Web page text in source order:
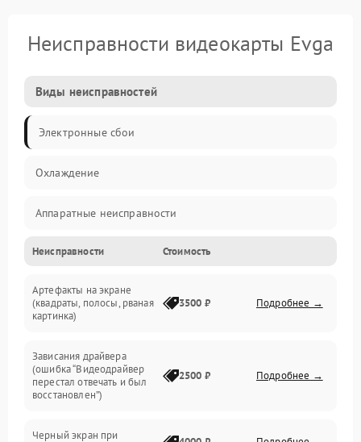
Неисправности видеокарты Evga
Виды неисправностей
Электронные сбои
Охлаждение
Аппаратные неисправности
Перегрев и термопроблемы
Видео
Интерфейсные и коммуникационные проблемы
Неисправности Стоимость
Артефакты на экране
(квадраты, полосы, рваная
картинка)
3500 ₽ Подробнее →
Зависания драйвера
(ошибка “Видеодрайвер
перестал отвечать и был
восстановлен”)
2500 ₽ Подробнее →
Черный экран при